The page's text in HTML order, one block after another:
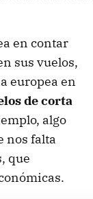
en contar
sus vuelos,
europea en
de corta
algo
nos falta
que